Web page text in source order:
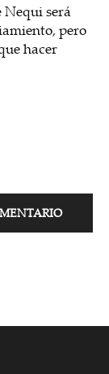
Nequi será
pero
hacer